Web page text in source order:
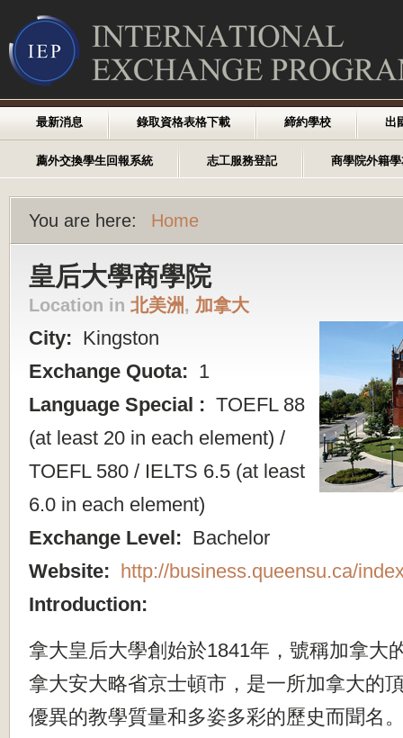
最新消息 錄取資格表格下載 締約學校 出
薦外交換學生回報系統 志工服務登記 商學院外籍
You are here: Home
皇后大學商學院
Location in 北美洲, 加拿大
City: Kingston
Exchange Quota: 1
Language Special : TOEFL 88
(at least 20 in each element) /
TOEFL 580 / IELTS 6.5 (at least
6.0 in each element)
Exchange Level: Bachelor
Website: http://business.queensu.ca/
Introduction:
拿大皇后大學創始於1841年，號稱加拿大
拿大安大略省京士頓市，是一所加拿大的
優異的教學質量和多姿多彩的歷史而聞名